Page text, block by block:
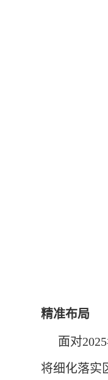
精准布局
面对
将细化落实